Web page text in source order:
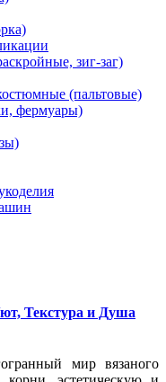
зиг-заг)
(пальтовые)
фермуары)
Текстура и Душа
мир вязаного